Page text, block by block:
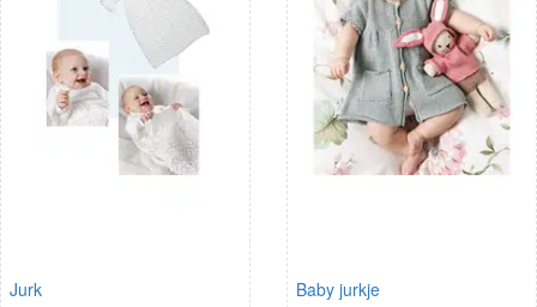
Jurk Baby jurkje